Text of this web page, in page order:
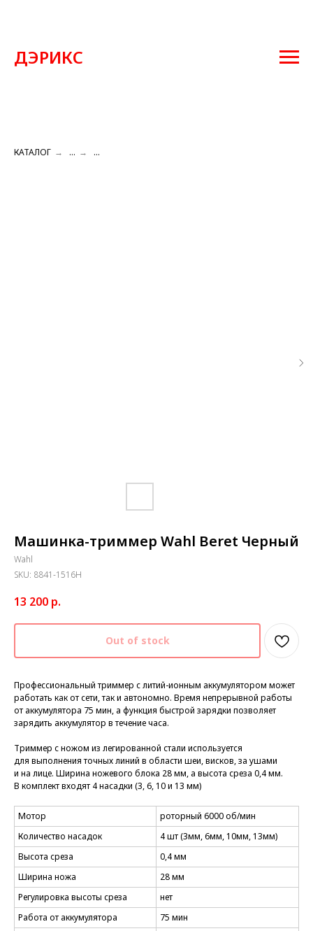
ДЭРИКС
КАТАЛОГ → ... → ...
Машинка-триммер Wahl Beret Черный
Wahl
SKU: 8841-1516Н
13 200 р.
Out of stock
Профессиональный триммер с литий-ионным аккумулятором может
работать как от сети, так и автономно. Время непрерывной работы
от аккумулятора 75 мин, а функция быстрой зарядки позволяет
зарядить аккумулятор в течение часа.
Триммер с ножом из легированной стали используется
для выполнения точных линий в области шеи, висков, за ушами
и на лице. Ширина ножевого блока 28 мм, а высота среза 0,4 мм.
В комплект входят 4 насадки (3, 6, 10 и 13 мм)
Мотор
роторный 6000 об/мин
Количество насадок
4 шт (3мм, 6мм, 10мм, 13мм)
Высота среза
0,4 мм
Ширина ножа
28 мм
Регулировка высоты среза
нет
Работа от аккумулятора
75 мин